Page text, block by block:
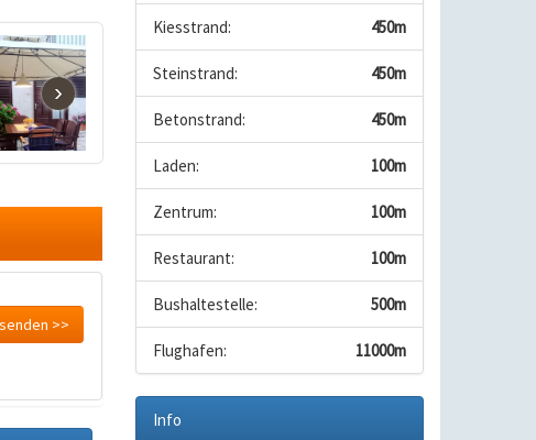
›
>>
Kiesstrand: 450m
Steinstrand: 450m
Betonstrand: 450m
Laden: 100m
Zentrum: 100m
Restaurant: 100m
Bushaltestelle: 500m
Flughafen: 11000m
Info